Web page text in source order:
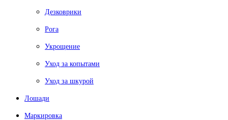
Дезковрики
Рога
Укрощение
Уход за копытами
Уход за шкурой
Лошади
Маркировка